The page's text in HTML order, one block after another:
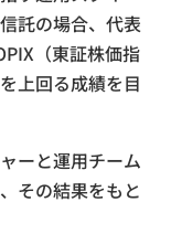
託の場合、代表
（東証株価指
上回る成績を目
ーと運用チーム
その結果をもと